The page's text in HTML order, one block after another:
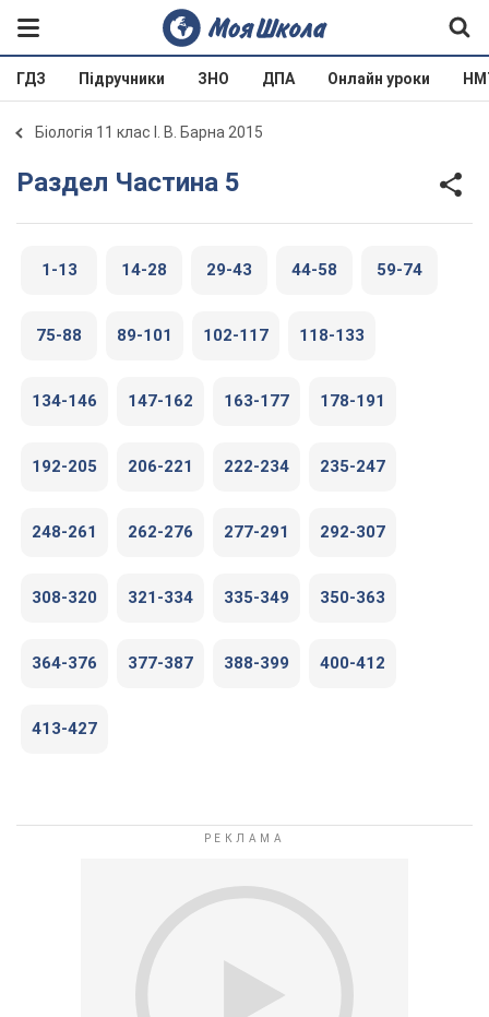
ГДЗ Підручники ЗНО ДПА Онлайн уроки
Біологія 11 клас І. В. Барна 2015
Раздел Частина 5
1-13 14-28 29-43 44-58 59-74
75-88 89-101 102-117 118-133
134-146 147-162 163-177 178-191
192-205 206-221 222-234 235-247
248-261 262-276 277-291 292-307
308-320 321-334 335-349 350-363
364-376 377-387 388-399 400-412
413-427